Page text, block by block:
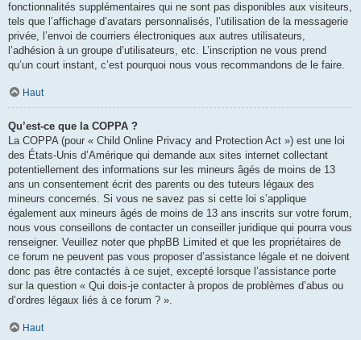
fonctionnalités supplémentaires qui ne sont pas disponibles aux visiteurs,
tels que l’affichage d’avatars personnalisés, l’utilisation de la messagerie
privée, l’envoi de courriers électroniques aux autres utilisateurs,
l’adhésion à un groupe d’utilisateurs, etc. L’inscription ne vous prend
qu’un court instant, c’est pourquoi nous vous recommandons de le faire.
Haut
Qu’est-ce que la COPPA ?
La COPPA (pour « Child Online Privacy and Protection Act ») est une loi
des États-Unis d’Amérique qui demande aux sites internet collectant
potentiellement des informations sur les mineurs âgés de moins de 13
ans un consentement écrit des parents ou des tuteurs légaux des
mineurs concernés. Si vous ne savez pas si cette loi s’applique
également aux mineurs âgés de moins de 13 ans inscrits sur votre forum,
nous vous conseillons de contacter un conseiller juridique qui pourra vous
renseigner. Veuillez noter que phpBB Limited et que les propriétaires de
ce forum ne peuvent pas vous proposer d’assistance légale et ne doivent
donc pas être contactés à ce sujet, excepté lorsque l’assistance porte
sur la question « Qui dois-je contacter à propos de problèmes d’abus ou
d’ordres légaux liés à ce forum ? ».
Haut